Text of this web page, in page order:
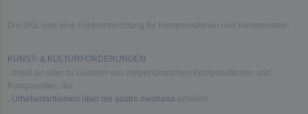
Die SKE sind eine Fördereinrichtung für Komponistinnen und Komponisten.
KUNST- & KULTURFÖRDERUNGEN
. direkt an oder zu Gunsten von zeitgenössischen Komponistinnen und
Komponisten, die
. Urhebertantiemen über die austro mechana erhalten.